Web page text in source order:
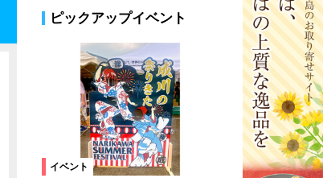
ピックアップイベント
イベント